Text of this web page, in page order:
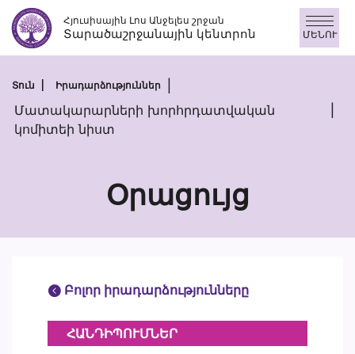
Անցնել
բովանդակությանըՀյուսիսային Լոս Անջելես շրջան
Տարածաշրջանային կենտրոն ՄԵՆՈՒ
Տուն Իրադարձություններ
Մատակարարների խորհրդատվական
կոմիտեի նիստ
Օրացույց
Բոլոր իրադարձությունները
ՀԱՆԴԻՊՈՒՄՆԵՐ